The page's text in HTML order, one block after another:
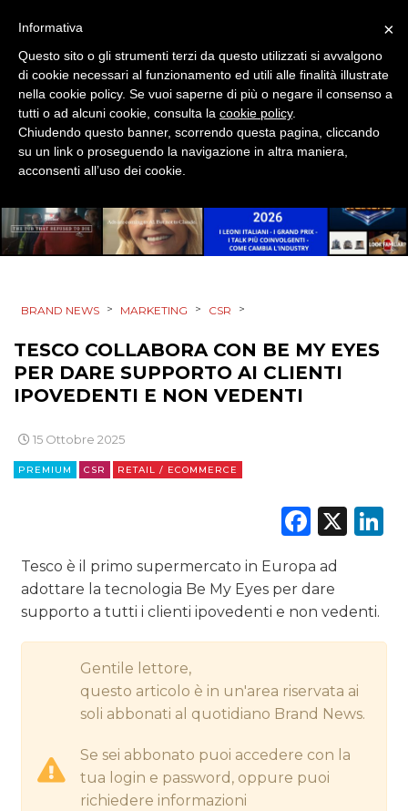
EVENTI
MOBILE
PROMOZIONI
PRODOTTI
CSR
STRATEGIE
CINEMA
RADIO / AUDIO
BRAND NEWS > MARKETING > CSR >
TESCO COLLABORA CON BE MY EYES
PER DARE SUPPORTO AI CLIENTI
IPOVEDENTI E NON VEDENTI
15 Ottobre 2025
PREMIUM CSR RETAIL / ECOMMERCE
X
Tesco è il primo supermercato in Europa ad
adottare la tecnologia Be My Eyes per dare
supporto a tutti i clienti ipovedenti e non vedenti.
Gentile lettore,
questo articolo è in un'area riservata ai
soli abbonati al quotidiano Brand News.
Se sei abbonato puoi accedere con la
tua login e password, oppure puoi
richiedere informazioni
×
Informativa
Questo sito o gli strumenti terzi da questo utilizzati si avvalgono
di cookie necessari al funzionamento ed utili alle finalità illustrate
nella cookie policy. Se vuoi saperne di più o negare il consenso a
tutti o ad alcuni cookie, consulta la cookie policy.
Chiudendo questo banner, scorrendo questa pagina, cliccando
su un link o proseguendo la navigazione in altra maniera,
acconsenti all’uso dei cookie.